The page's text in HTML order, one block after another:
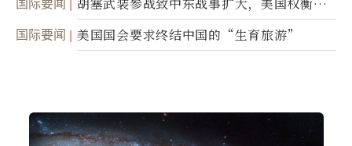
国际要闻
胡塞武装参战致中东战事扩大，美国权衡地
面入侵的可能性
国际要闻 美国国会要求终结中国的“生育旅游”